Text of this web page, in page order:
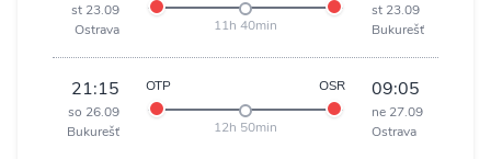
st 23.09
Ostrava
11h 40min
st 23.09
Bukurešť
21:15
so 26.09
Bukurešť
OTP OSR
12h 50min
09:05
ne 27.09
Ostrava